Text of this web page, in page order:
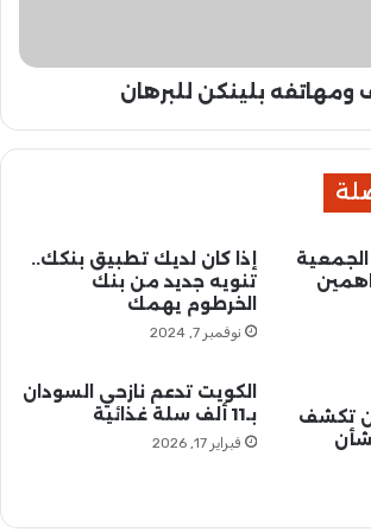
ومهاتفه بلينكن للبرهان
الجمعية
إذا كان لديك تطبيق بنكك..
تنويه جديد من بنك
الخرطوم يهمك
نوفمبر 7, 2024
تكشف
الكويت تدعم نازحي السودان
بـ11 ألف سلة غذائية
فبراير 17, 2026